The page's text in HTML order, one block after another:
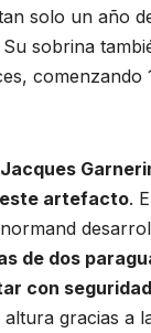
solo un año
sobrina
comenzando
artefacto.
de dos
con
gracias a